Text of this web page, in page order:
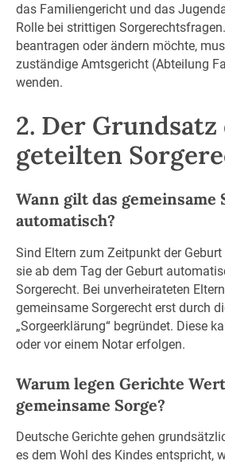
das Familiengericht und das
Rolle bei strittigen
beantragen oder ändern möchte,
zuständige Amtsgericht (Abteilung
wenden.
2. Der Grundsatz
geteilten
Wann gilt das gemeinsame
automatisch?
Sind Eltern zum Zeitpunkt der
sie ab dem Tag der Geburt
Sorgerecht. Bei unverheirateten
gemeinsame Sorgerecht erst durch
„Sorgeerklärung“ begründet. Diese
oder vor einem Notar erfolgen.
Warum legen Gerichte
gemeinsame Sorge?
Deutsche Gerichte gehen
es dem Wohl des Kindes entspricht,